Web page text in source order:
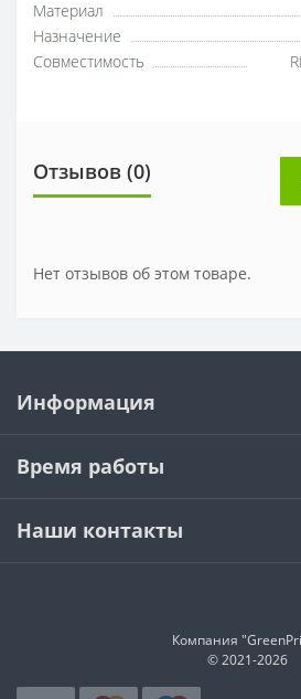
Материал
Назначение
Совместимость
Отзывов (0)
Нет отзывов об этом товаре.
Информация
Время работы
Наши контакты
Компания
© 2021-2026